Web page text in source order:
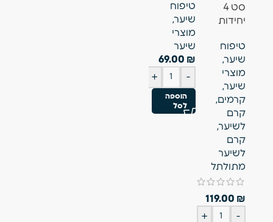
סט 4
יחידות
טיפוח
שיער,
מוצרי
שיער,
קרמים,
קרם
לשיער,
קרם
לשיער
מתולתל
119.00 ₪
-
+
טיפוח
שיער,
מוצרי
שיער
69.00 ₪
-
+
הוספה
לסל